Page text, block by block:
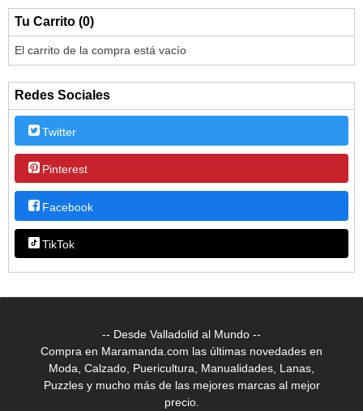
Tu Carrito (0)
El carrito de la compra está vacío
Redes Sociales
Twitter
Pinterest
Facebook
TikTok
-- Desde Valladolid al Mundo --
Compra en Maramanda.com las últimas novedades en
Moda, Calzado, Puericultura, Manualidades, Lanas,
Puzzles y mucho más de las mejores marcas al mejor
precio.